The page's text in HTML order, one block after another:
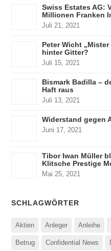
Swiss Estates AG:
Millionen Franken
Juli 21, 2021
Peter Wicht
hinter Gitter?
Juli 15, 2021
Bismark Badilla –
Haft raus
Juli 13, 2021
Widerstand gegen
Juni 17, 2021
Tibor Iwan Müller
Klitsche Prestige
Mai 25, 2021
SCHLAGWÖRTER
Aktien Anleger Anleihe
Betrug Confidential News